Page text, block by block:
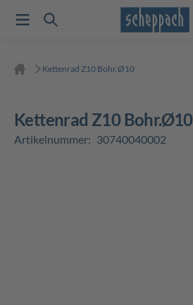
Kettenrad Z10 Bohr.Ø10
Kettenrad Z10 Bohr.Ø10
Artikelnummer: 30740040002